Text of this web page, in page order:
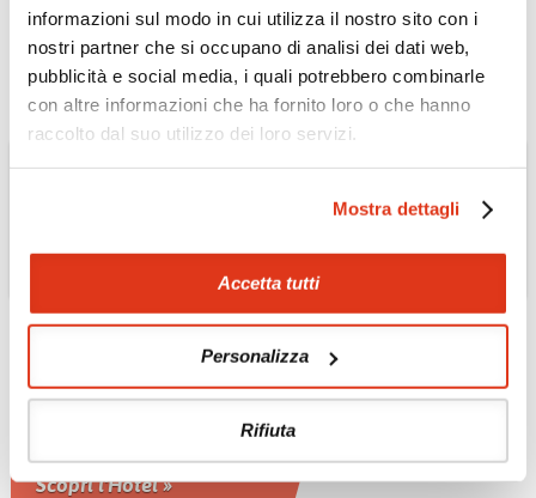
informazioni sul modo in cui utilizza il nostro sito con i
nostri partner che si occupano di analisi dei dati web,
pubblicità e social media, i quali potrebbero combinarle
con altre informazioni che ha fornito loro o che hanno
raccolto dal suo utilizzo dei loro servizi.
Mostra dettagli
Accetta tutti
Personalizza
Rifiuta
Scopri l'Hotel »
Veligandu Island Resort
& Spa - atollo di Rasdu
Scopri l'Hotel »